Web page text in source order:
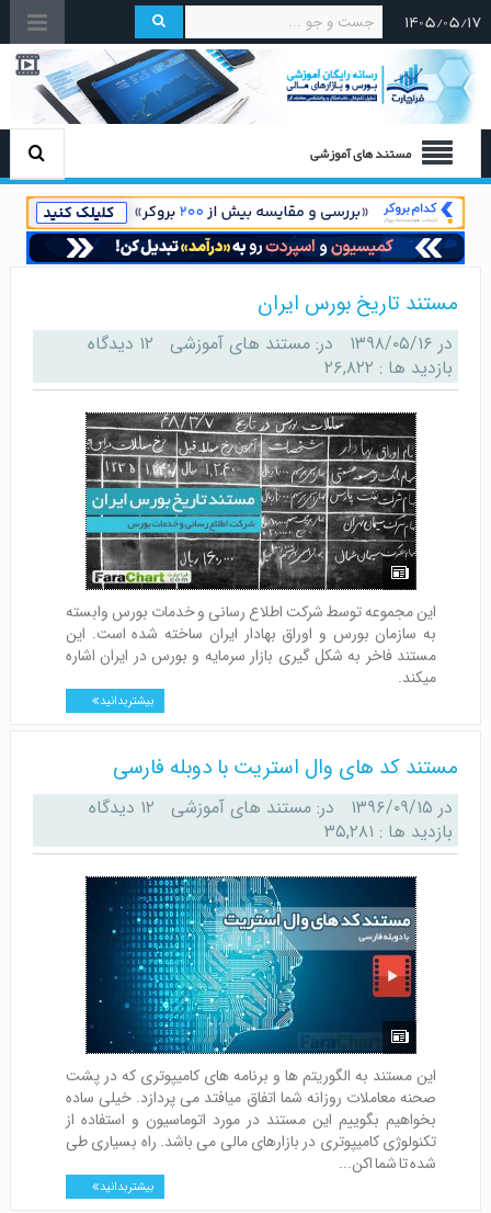
۱۴۰۵/۰۵/۱۷
مستند های آموزشی
مستند تاریخ بورس ایران
در ۱۳۹۸/۰۵/۱۶ در: مستند های آموزشی
۱۲ دیدگاه
بازدید ها : ۲۶,۸۲۲
این مجموعه توسط شرکت اطلاع رسانی و خدمات بورس وابسته
به سازمان بورس و اوراق بهادار ایران ساخته شده است. این
مستند فاخر به شکل گیری بازار سرمایه و بورس در ایران اشاره
میکند.
بیشتر بدانید
مستند کد های وال استریت با دوبله فارسی
در ۱۳۹۶/۰۹/۱۵ در: مستند های آموزشی
۱۲ دیدگاه
بازدید ها : ۳۵,۲۸۱
این مستند به الگوریتم ها و برنامه های کامیپوتری که در پشت
صحنه معاملات روزانه شما اتفاق میافتد می پردازد. خیلی ساده
بخواهیم بگوییم این مستند در مورد اتوماسیون و استفاده از
تکنولوژی کامیپوتری در بازارهای مالی می باشد. راه بسیاری طی
شده تا شما اکن...
بیشتر بدانید